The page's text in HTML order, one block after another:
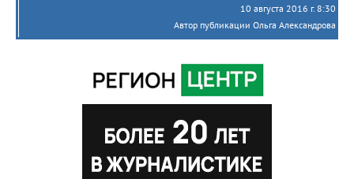
10 августа 2016 г. 8:30
Автор публикации Ольга Александрова